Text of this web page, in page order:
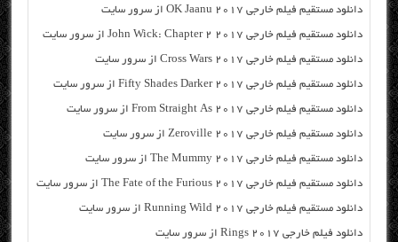
دانلود مستقیم فیلم خارجی OK Jaanu 2017 از سرور سایت
دانلود مستقیم فیلم خارجی John Wick: Chapter 2 2017 از سرور سایت
دانلود مستقیم فیلم خارجی Cross Wars 2017 از سرور سایت
دانلود مستقیم فیلم خارجی Fifty Shades Darker 2017 از سرور سایت
دانلود مستقیم فیلم خارجی From Straight As 2017 از سرور سایت
دانلود مستقیم فیلم خارجی Zeroville 2017 از سرور سایت
دانلود مستقیم فیلم خارجی The Mummy 2017 از سرور سایت
دانلود مستقیم فیلم خارجی The Fate of the Furious 2017 از سرور سایت
دانلود مستقیم فیلم خارجی Running Wild 2017 از سرور سایت
دانلود فیلم خارجی Rings 2017 از سرور سایت